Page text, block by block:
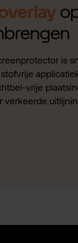
is
vrije
verkeerde